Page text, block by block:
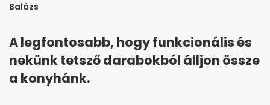
Balázs
A legfontosabb, hogy funkcionális és
nekünk tetsző darabokból álljon össze
a konyhánk.